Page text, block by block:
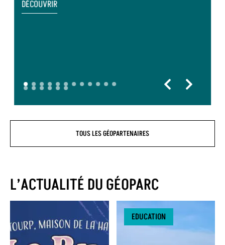
DÉCOUVRIR
TOUS LES GÉOPARTENAIRES
L’ACTUALITÉ DU GÉOPARC
EDUCATION